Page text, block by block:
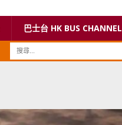
巴士台 HK BUS CHANNEL